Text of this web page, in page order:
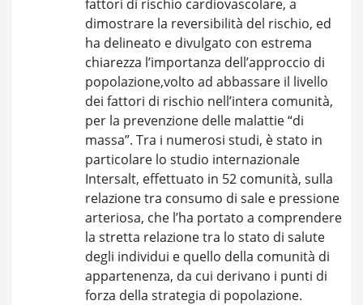
fattori di rischio cardiovascolare, a
dimostrare la reversibilità del rischio, ed
ha delineato e divulgato con estrema
chiarezza l’importanza dell’approccio di
popolazione,volto ad abbassare il livello
dei fattori di rischio nell’intera comunità,
per la prevenzione delle malattie “di
massa”. Tra i numerosi studi, è stato in
particolare lo studio internazionale
Intersalt, effettuato in 52 comunità, sulla
relazione tra consumo di sale e pressione
arteriosa, che l’ha portato a comprendere
la stretta relazione tra lo stato di salute
degli individui e quello della comunità di
appartenenza, da cui derivano i punti di
forza della strategia di popolazione.